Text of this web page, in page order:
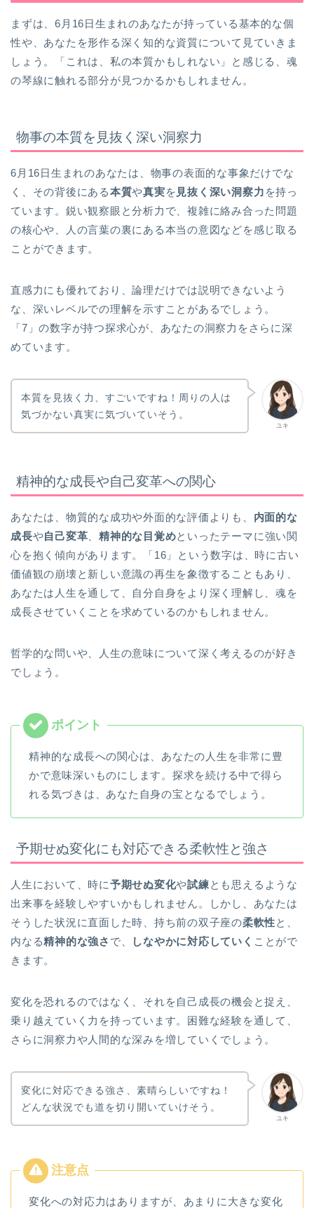
まずは、6月16日生まれのあなたが持っている基本的な個
性や、あなたを形作る深く知的な資質について見ていきま
しょう。「これは、私の本質かもしれない」と感じる、魂
の琴線に触れる部分が見つかるかもしれません。
物事の本質を見抜く深い洞察力
6月16日生まれのあなたは、物事の表面的な事象だけでな
く、その背後にある本質や真実を 見抜く深い洞察力 を持っ
ています。鋭い観察眼と分析力で、複雑に絡み合った問題
の核心や、人の言葉の裏にある本当の意図などを感じ取る
ことができます。
直感力にも優れており、論理だけでは説明できないよう
な、深いレベルでの理解を示すことがあるでしょう。
「7」の数字が持つ探求心が、あなたの洞察力をさらに深
めています。
ユキ
本質を見抜く力、すごいですね！周りの人は
気づかない真実に気づいていそう。
精神的な成長や自己変革への関心
あなたは、物質的な成功や外面的な評価よりも、 内面的な
成長や自己変革 、精神的な目覚めといったテーマに強い関
心を抱く傾向があります。「16」という数字は、時に古い
価値観の崩壊と新しい意識の再生を象徴することもあり、
あなたは人生を通して、自分自身をより深く理解し、魂を
成長させていくことを求めているのかもしれません。
哲学的な問いや、人生の意味について深く考えるのが好き
でしょう。
精神的な成長への関心は、あなたの人生を非常に豊
かで意味深いものにします。探求を続ける中で得ら
れる気づきは、あなた自身の宝となるでしょう。
予期せぬ変化にも対応できる柔軟性と強さ
人生において、時に予期せぬ変化や試練とも思えるような
出来事を経験しやすいかもしれません。しかし、あなたは
そうした状況に直面した時、持ち前の双子座の柔軟性と、
内なる精神的な強さ で、 しなやかに対応していく ことがで
きます。
変化を恐れるのではなく、それを自己成長の機会と捉え、
乗り越えていく力を持っています。困難な経験を通して、
さらに洞察力や人間的な深みを増していくでしょう。
ユキ
変化に対応できる強さ、素晴らしいですね！
どんな状況でも道を切り開いていけそう。
変化への対応力はありますが、あまりに大きな変化